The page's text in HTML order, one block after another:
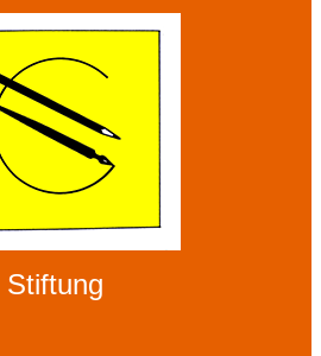
Stiftung